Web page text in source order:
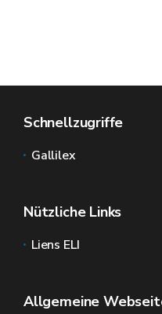
Schnellzugriffe
Gallilex
Nützliche Links
Liens ELI
Allgemeine